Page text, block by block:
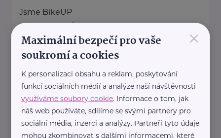
Jsme BikeUP
– měníme způsob, jakým děti
jezdí na kolech!
Místo neustálého nakupování
https://bikeup.rent/cs
+420 702 133 192
hello@bikeup.rent
×
Maximální bezpečí pro vaše
soukromí a cookies
K personalizaci obsahu a reklam, poskytování
funkcí sociálních médií a analýze naší návštěvnosti
využíváme soubory cookie. Informace o tom, jak
náš web používáte, sdílíme se svými partnery pro
sociální média, inzerci a analýzy. Partneři tyto údaje
mohou zkombinovat s dalšími informacemi, které